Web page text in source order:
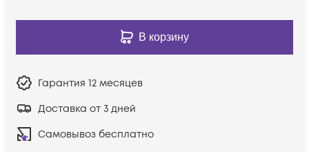
В корзину
Гарантия 12 месяцев
Доставка от 3 дней
Самовывоз бесплатно